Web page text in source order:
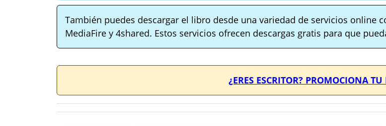
También puedes descargar el libro desde una variedad de servicios online
MediaFire y 4shared. Estos servicios ofrecen descargas gratis para que
¿ERES ESCRITOR? PROMOCIONA